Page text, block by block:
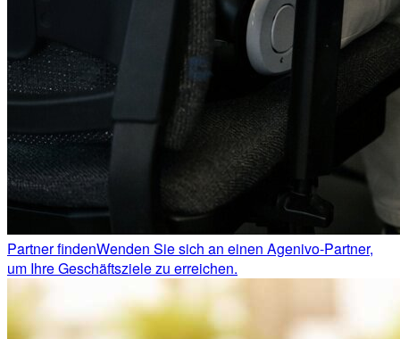
Partner findenWenden Sie sich an einen Agenivo-Partner,
um Ihre Geschäftsziele zu erreichen.